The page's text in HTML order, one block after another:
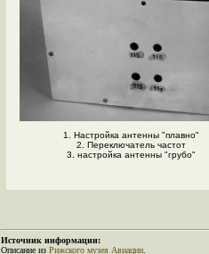
1. Настройка антенны "плавно"
2. Переключатель частот
3. настройка антенны "грубо"
Источник информации:
Описание из Рижского музея Авиации